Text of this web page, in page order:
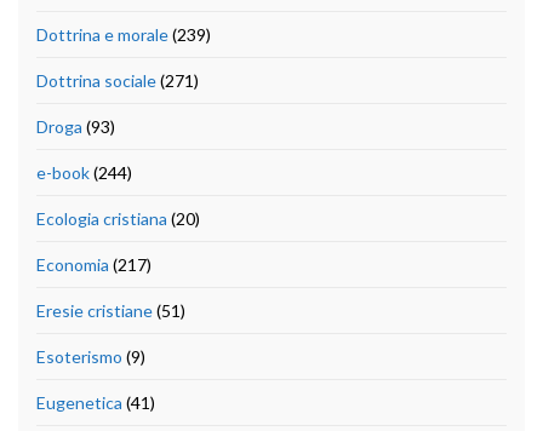
Dottrina e morale(239)
Dottrina sociale(271)
Droga (93)
e-book(244)
Ecologia cristiana (20)
Economia (217)
Eresie cristiane(51)
Esoterismo (9)
Eugenetica (41)